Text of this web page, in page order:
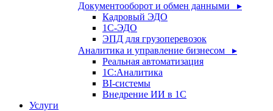
Документооборот и обмен данными ▸
Кадровый ЭДО
1С-ЭДО
ЭПД для грузоперевозок
Аналитика и управление бизнесом ▸
Реальная автоматизация
1С:Аналитика
BI-системы
Внедрение ИИ в 1С
Услуги